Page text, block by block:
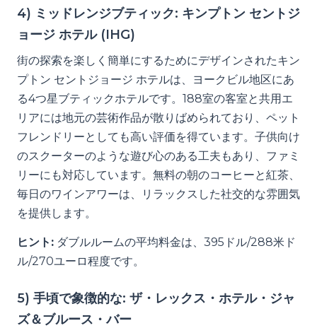
4) ミッドレンジブティック: キンプトン セントジ
ョージ ホテル (IHG)
街の探索を楽しく簡単にするためにデザインされたキン
プトン セントジョージ ホテルは、ヨークビル地区にあ
る4つ星ブティックホテルです。188室の客室と共用エ
リアには地元の芸術作品が散りばめられており、ペット
フレンドリーとしても高い評価を得ています。子供向け
のスクーターのような遊び心のある工夫もあり、ファミ
リーにも対応しています。無料の朝のコーヒーと紅茶、
毎日のワインアワーは、リラックスした社交的な雰囲気
を提供します。
ヒント: ダブルルームの平均料金は、395ドル/288米ド
ル/270ユーロ程度です。
5) 手頃で象徴的な: ザ・レックス・ホテル・ジャ
ズ＆ブルース・バー